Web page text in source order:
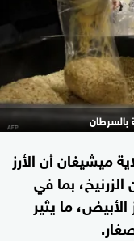
بالسرطان
ميشيغان أن الأرز
بما في
ما يثير